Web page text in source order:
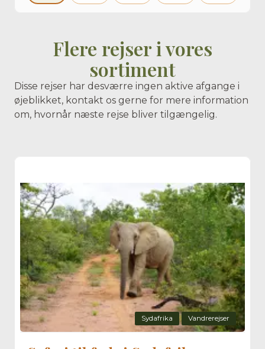
Flere rejser i vores
sortiment
Disse rejser har desværre ingen aktive afgange i
øjeblikket, kontakt os gerne for mere information
om, hvornår næste rejse bliver tilgængelig.
Sydafrika Vandrerejser